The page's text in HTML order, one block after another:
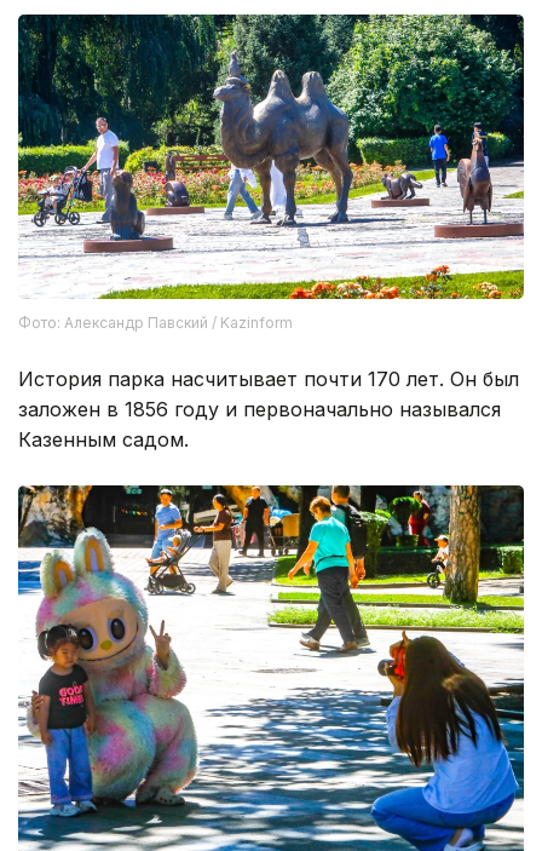
История парка насчитывает почти 170 лет. Он был
заложен в 1856 году и первоначально назывался